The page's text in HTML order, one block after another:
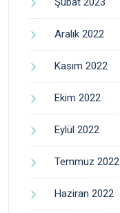
Aralık 2022
Kasım 2022
Ekim 2022
Eylül 2022
Temmuz 2022
Haziran 2022